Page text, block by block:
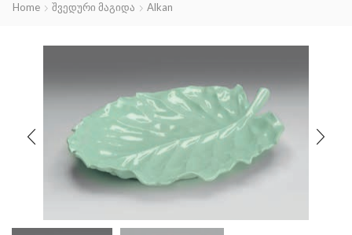
Home Შვედური Მაგიდა Alkan